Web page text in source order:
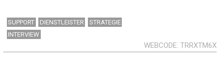
SUPPORT DIENSTLEISTER
STRATEGIE
INTERVIEW
WEBCODE TRRXTM6X